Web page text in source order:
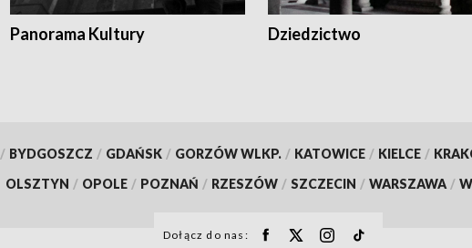
Panorama Kultury Dziedzictwo
/ BYDGOSZCZ / GDAŃSK / GORZÓW WLKP. / KATOWICE / KIELCE /
OLSZTYN / OPOLE / POZNAŃ / RZESZÓW / SZCZECIN / WARSZAWA /
Dołącz do nas: